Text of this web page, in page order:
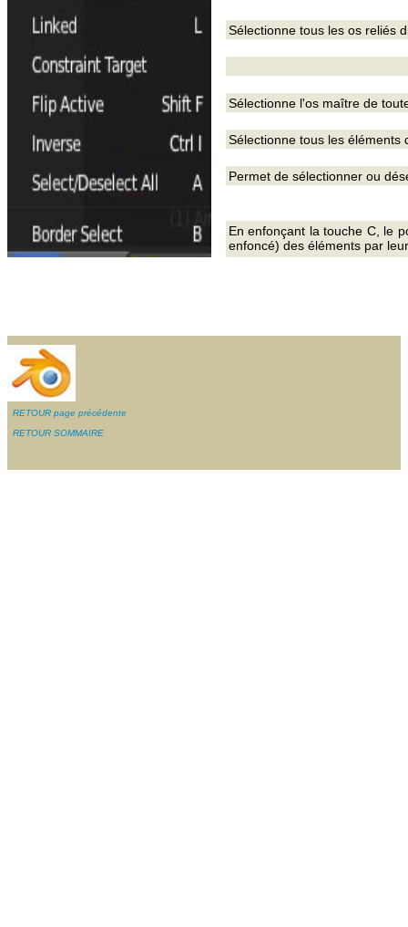
Sélectionne tous les éléments
Permet de sélectionner ou
En enfonçant la touche C, le
enfoncé) des éléments par
Sélectionne tous les os reliés
Sélectionne l'os maître de
RETOUR page précédente
RETOUR SOMMAIRE